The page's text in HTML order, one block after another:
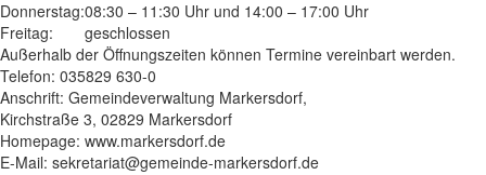
Donnerstag:08:30 – 11:30 Uhr und 14:00 – 17:00 Uhr
Freitag:
geschlossen
Außerhalb der Öffnungszeiten können Termine vereinbart werden.
Telefon: 035829 630-0
Anschrift: Gemeindeverwaltung Markersdorf,
Kirchstraße 3, 02829 Markersdorf
Homepage: www.markersdorf.de
E-Mail: sekretariat@gemeinde-markersdorf.de